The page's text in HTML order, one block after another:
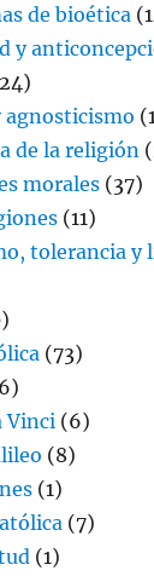
de bioética
y
agnosticismo
de la religión
morales (37)
(11)
tolerancia y
(73)
Vinci (6)
(8)
(1)
(7)
(1)